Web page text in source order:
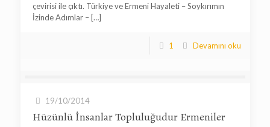
çevirisi ile çıktı. Türkiye ve Ermeni Hayaleti – Soykırımın
İzinde Adımlar –[…]
1 Devamını oku
19/10/2014
Hüzünlü İnsanlar Topluluğudur Ermeniler